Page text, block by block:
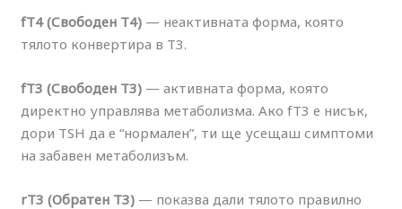
fT4 (Свободен Т4) — неактивната форма, която
тялото конвертира в Т3.
fT3 (Свободен Т3) — активната форма, която
директно управлява метаболизма. Ако fT3 е нисък,
дори TSH да е “нормален”, ти ще усещаш симптоми
на забавен метаболизъм.
rT3 (Обратен Т3) — показва дали тялото правилно